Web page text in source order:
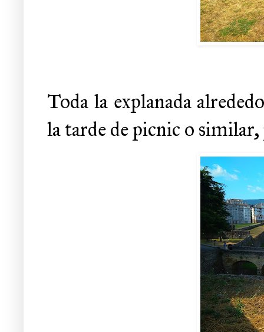
Toda la explanada
la tarde de picnic o